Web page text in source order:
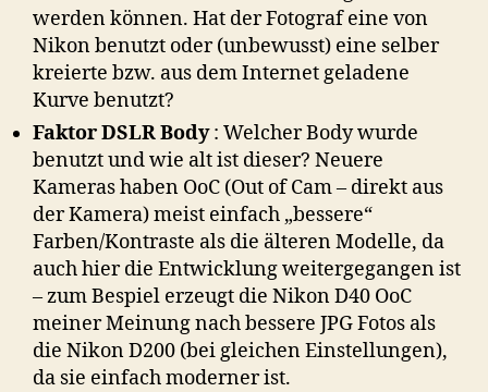
werden können. Hat der Fotograf eine von
Nikon benutzt oder (unbewusst) eine selber
kreierte bzw. aus dem Internet geladene
Kurve benutzt?
Faktor DSLR Body: Welcher Body wurde
benutzt und wie alt ist dieser? Neuere
Kameras haben OoC (Out of Cam – direkt aus
der Kamera) meist einfach „bessere“
Farben/Kontraste als die älteren Modelle, da
auch hier die Entwicklung weitergegangen ist
– zum Bespiel erzeugt die Nikon D40 OoC
meiner Meinung nach bessere JPG Fotos als
die Nikon D200 (bei gleichen Einstellungen),
da sie einfach moderner ist.